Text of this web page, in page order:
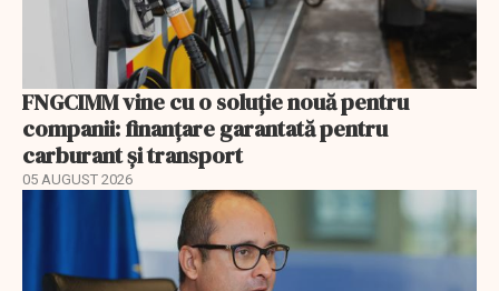
FNGCIMM vine cu o soluție nouă pentru
companii: finanțare garantată pentru
carburant și transport
05 AUGUST 2026